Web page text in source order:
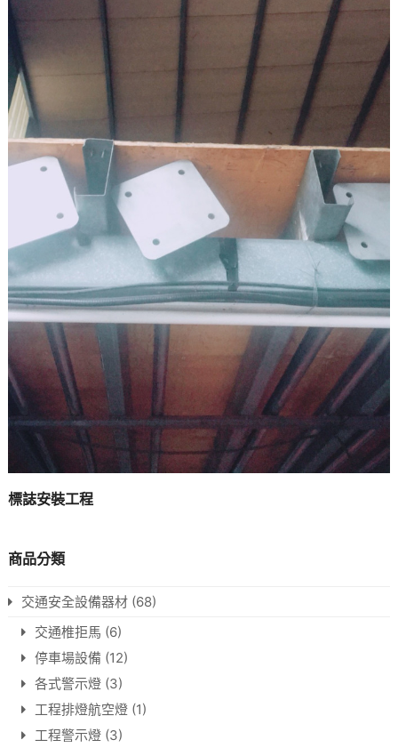
標誌安裝工程
商品分類
交通安全設備器材 (68)
交通椎拒馬 (6)
停車場設備 (12)
各式警示燈 (3)
工程排燈航空燈 (1)
工程警示燈 (3)